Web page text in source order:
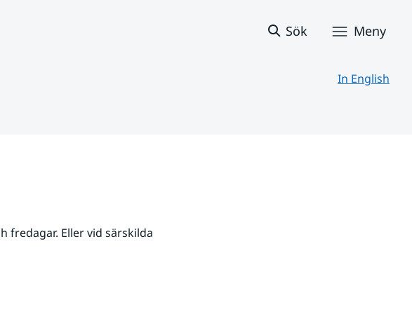
Sök Meny
In English
fredagar. Eller vid särskilda